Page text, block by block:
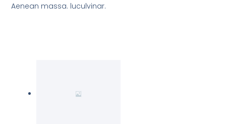
Aenean massa. luculvinar.